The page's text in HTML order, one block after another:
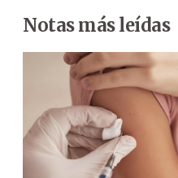
Notas más leídas